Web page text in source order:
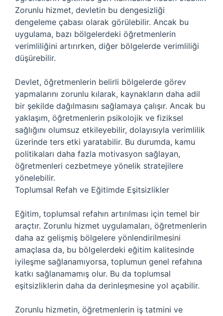
Zorunlu hizmet, devletin bu dengesizliği
dengeleme çabası olarak görülebilir. Ancak bu
uygulama, bazı bölgelerdeki öğretmenlerin
verimliliğini artırırken, diğer bölgelerde verimliliği
düşürebilir.
Devlet, öğretmenlerin belirli bölgelerde görev
yapmalarını zorunlu kılarak, kaynakların daha adil
bir şekilde dağılmasını sağlamaya çalışır. Ancak bu
yaklaşım, öğretmenlerin psikolojik ve fiziksel
sağlığını olumsuz etkileyebilir, dolayısıyla verimlilik
üzerinde ters etki yaratabilir. Bu durumda, kamu
politikaları daha fazla motivasyon sağlayan,
öğretmenleri cezbetmeye yönelik stratejilere
yönelebilir.
Toplumsal Refah ve Eğitimde Eşitsizlikler
Eğitim, toplumsal refahın artırılması için temel bir
araçtır. Zorunlu hizmet uygulamaları, öğretmenlerin
daha az gelişmiş bölgelere yönlendirilmesini
amaçlasa da, bu bölgelerdeki eğitim kalitesinde
iyileşme sağlanamıyorsa, toplumun genel refahına
katkı sağlanamamış olur. Bu da toplumsal
eşitsizliklerin daha da derinleşmesine yol açabilir.
Zorunlu hizmetin, öğretmenlerin iş tatmini ve